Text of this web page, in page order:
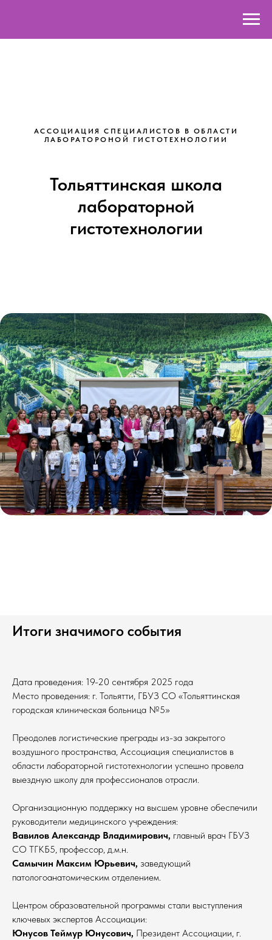
АССОЦИАЦИЯ СПЕЦИАЛИСТОВ В ОБЛАСТИ
ЛАБОРАТОРОНОЙ ГИСТОТЕХНОЛОГИИ
Тольяттинская школа
лабораторной
гистотехнологии
Итоги значимого события
Дата проведения: 19-20 сентября 2025 года
Место проведения: г. Тольятти, ГБУЗ СО «Тольяттинская
городская клиническая больница №5»
Преодолев логистические преграды из-за закрытого
воздушного пространства, Ассоциация специалистов в
области лабораторной гистотехнологии успешно провела
выездную школу для профессионалов отрасли.
Организационную поддержку на высшем уровне обеспечили
руководители медицинского учреждения:
Вавилов Александр Владимирович, главный врач ГБУЗ
СО ТГКБ5, профессор, д.м.н.
Самычин Максим Юрьевич, заведующий
патологоанатомическим отделением.
Центром образовательной программы стали выступления
ключевых экспертов Ассоциации:
Юнусов Теймур Юнусович, Президент Ассоциации, г.